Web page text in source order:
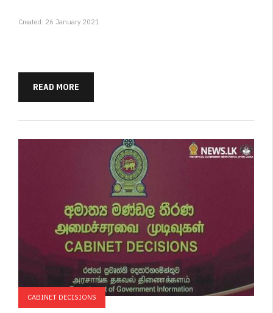
Created: 26 January 2021
READ MORE
CABINET DECISIONS